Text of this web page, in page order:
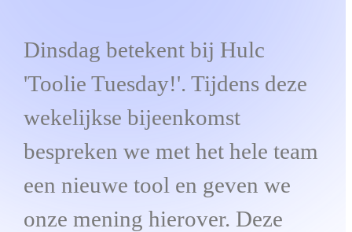
Dinsdag betekent bij Hulc
'Toolie Tuesday!'. Tijdens deze
wekelijkse bijeenkomst
bespreken we met het hele team
een nieuwe tool en geven we
onze mening hierover. Deze